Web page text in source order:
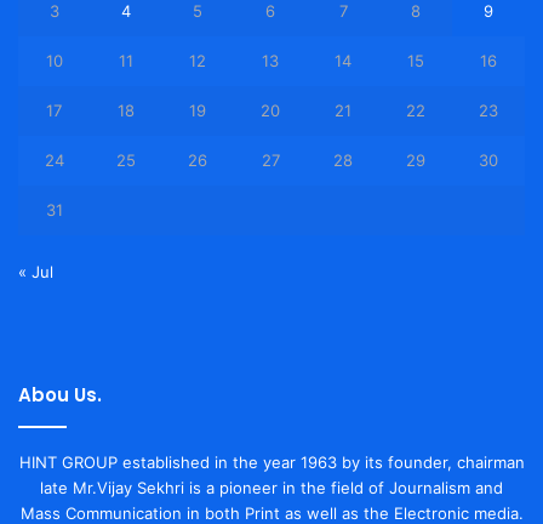
3 4 5 6 7 8 9
10 11 12 13 14 15 16
17 18 19 20 21 22 23
24 25 26 27 28 29 30
31
« Jul
Abou Us.
HINT GROUP established in the year 1963 by its founder, chairman
late Mr.Vijay Sekhri is a pioneer in the field of Journalism and
Mass Communication in both Print as well as the Electronic media.